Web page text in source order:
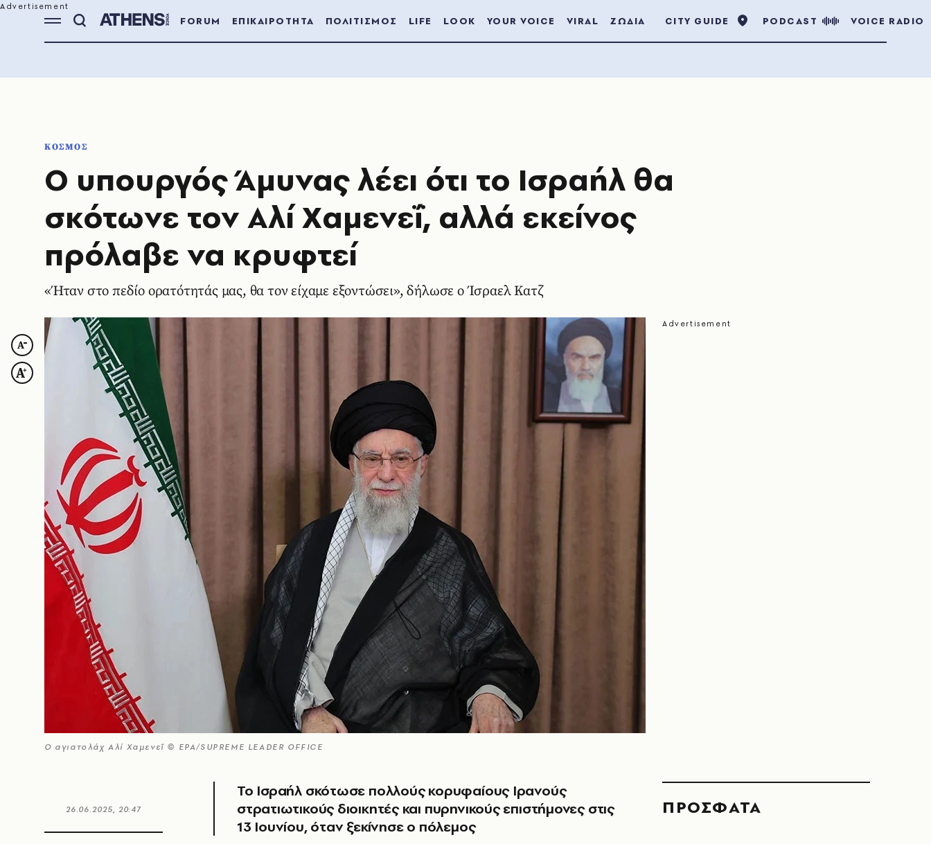
FORUM ΕΠΙΚΑΙΡΟΤΗΤΑ ΠΟΛΙΤΙΣΜΟΣ LIFE LOOK YOUR VOICE VIRAL ΖΩΔΙΑ CITY GUIDE PODCAST VOICE RADIO
ΚΟΣΜΟΣ
Ο υπουργός Άμυνας λέει ότι το Ισραήλ θα
σκότωνε τον Αλί Χαμενεΐ, αλλά εκείνος
πρόλαβε να κρυφτεί
«Ήταν στο πεδίο ορατότητάς μας, θα τον είχαμε εξοντώσει», δήλωσε ο Ίσραελ Κατζ
Ο αγιατολάχ Αλί Χαμενεΐ © EPA/SUPREME LEADER OFFICE
26.06.2025, 20:47
Το Ισραήλ σκότωσε πολλούς κορυφαίους Ιρανούς
στρατιωτικούς διοικητές και πυρηνικούς επιστήμονες στις
13 Ιουνίου, όταν ξεκίνησε ο πόλεμος
ΠΡΟΣΦΑΤΑ